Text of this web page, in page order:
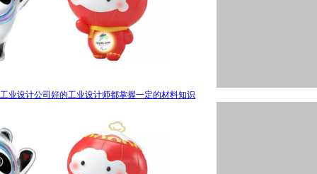
工业设计公司好的工业设计师都掌握一定的材料知识